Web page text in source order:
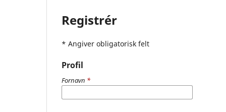
Registrér
* Angiver obligatorisk felt
Profil
Fornavn *